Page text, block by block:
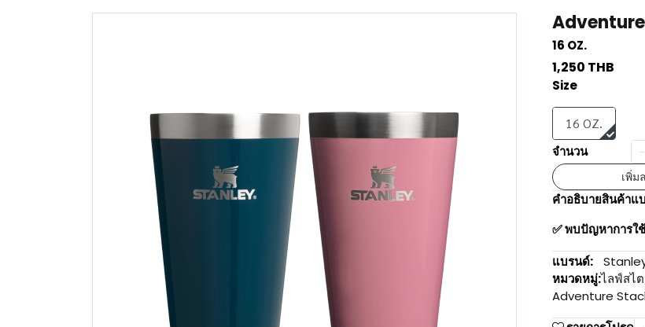
16 OZ.
1,250 THB
Size
16 OZ.
จำนวน
เพิ่ม
คำอธิบายสินค้าแ
✅ พบปัญหาการใ
แบรนด์:
หมวดหมู่:ไลฟ์สไ
Adventure